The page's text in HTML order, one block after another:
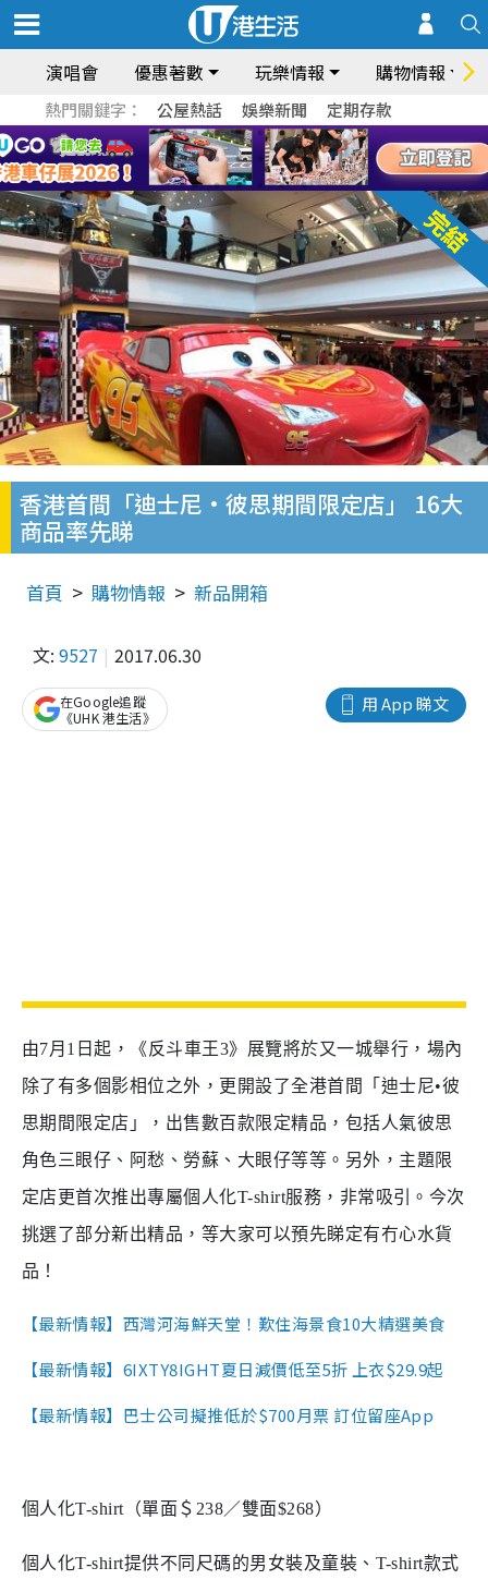
演唱會 優惠著數 玩樂情報 購物情報
熱門關鍵字： 公屋熱話 娛樂新聞 定期存款
香港首間「迪士尼•彼思期間限定店」 16大
商品率先睇
首頁 購物情報 新品開箱
文: 9527 2017.06.30
用 App 睇文
在Google追蹤
《UHK 港生活》
由7月1日起，《反斗車王3》展覽將於又一城舉行，場內
除了有多個影相位之外，更開設了全港首間「迪士尼•彼
思期間限定店」，出售數百款限定精品，包括人氣彼思
角色三眼仔、阿愁、勞蘇、大眼仔等等。另外，主題限
定店更首次推出專屬個人化T-shirt服務，非常吸引。今次
挑選了部分新出精品，等大家可以預先睇定有冇心水貨
品！
【最新情報】西灣河海鮮天堂！歎住海景食10大精選美食
【最新情報】6IXTY8IGHT夏日減價低至5折 上衣$29.9起
【最新情報】巴士公司擬推低於$700月票 訂位留座App
個人化T-shirt（單面＄238／雙面$268）
個人化T-shirt提供不同尺碼的男女裝及童裝、T-shirt款式